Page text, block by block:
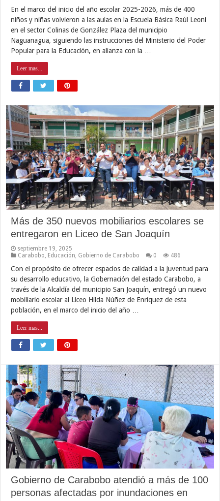
En el marco del inicio del año escolar 2025-2026, más de 400
niños y niñas volvieron a las aulas en la Escuela Básica Raúl Leoni
en el sector Colinas de González Plaza del municipio
Naguanagua, siguiendo las instrucciones del Ministerio del Poder
Popular para la Educación, en alianza con la …
Leer mas...
Más de 350 nuevos mobiliarios escolares se
entregaron en Liceo de San Joaquín
septiembre 19, 2025
Carabobo Educación Gobierno de Carabobo 0 486
Con el propósito de ofrecer espacios de calidad a la juventud para
su desarrollo educativo, la Gobernación del estado Carabobo, a
través de la Alcaldía del municipio San Joaquín, entregó un nuevo
mobiliario escolar al Liceo Hilda Núñez de Enríquez de esta
población, en el marco del inicio del año …
Leer mas...
Gobierno de Carabobo atendió a más de 100
personas afectadas por inundaciones en